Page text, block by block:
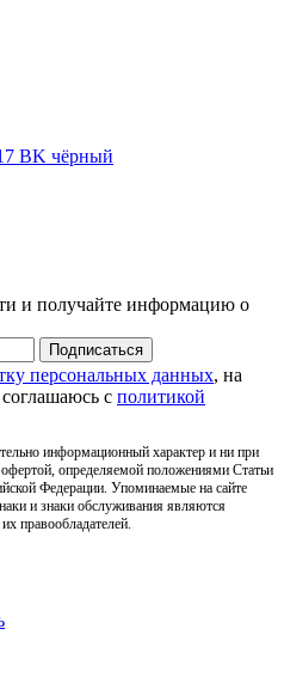
BK чёрный
и получайте информацию о
Подписаться
персональных данных, на
с политикой
информационный характер и ни при
определяемой положениями Статьи
Федерации. Упоминаемые на сайте
и знаки обслуживания являются
правообладателей.